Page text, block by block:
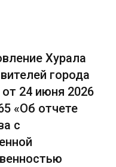
Хурала
города
24 июня 2026
«Об отчете
с